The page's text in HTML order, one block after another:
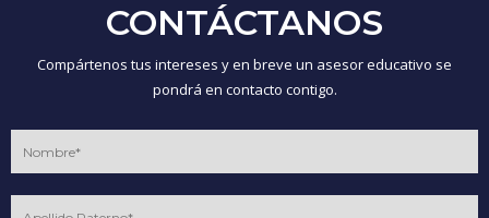
CONTÁCTANOS
Compártenos tus intereses y en breve un asesor educativo se
pondrá en contacto contigo.